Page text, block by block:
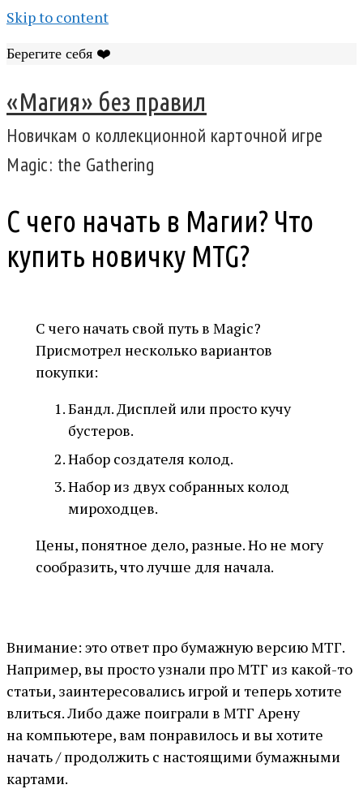
Skip to content
Берегите себя ❤️
«Магия» без правил
Новичкам о коллекционной карточной игре
Magic: the Gathering
С чего начать в Магии? Что
купить новичку MTG?
С чего начать свой путь в Magic?
Присмотрел несколько вариантов
покупки:
Бандл. Дисплей или просто кучу
бустеров.
Набор создателя колод.
Набор из двух собранных колод
мироходцев.
Цены, понятное дело, разные. Но не могу
сообразить, что лучше для начала.
Внимание: это ответ про бумажную версию МТГ.
Например, вы просто узнали про МТГ из какой-то
статьи, заинтересовались игрой и теперь хотите
влиться. Либо даже поиграли в МТГ Арену
на компьютере, вам понравилось и вы хотите
начать / продолжить с настоящими бумажными
картами.